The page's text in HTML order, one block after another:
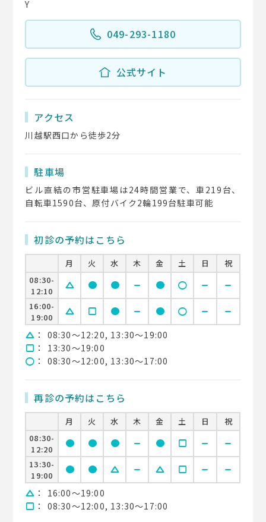
Y
049-293-1180
公式サイト
アクセス
川越駅西口から徒歩2分
駐車場
ビル直結の市営駐車場は24時間営業で、車219台、
自転車1590台、原付バイク2輪199台駐車可能
初診の予約はこちら
月 火 水 木 金 土 日
祝
08:30-
12:10
change_history circle circle remove circle circle remove remove
16:00-
19:00
change_history square circle remove circle circle remove
remove
change_history ： 08:30〜12:20, 13:30〜19:00
square ： 13:30〜19:00
circle ： 08:30〜12:00, 13:30〜17:00
再診の予約はこちら
月 火 水 木 金 土 日
祝
08:30-
12:20
circle circle circle remove circle square remove remove
13:30-
19:00
circle circle change_history remove change_history square remove
remove
change_history ： 16:00〜19:00
square ： 08:30〜12:00, 13:30〜17:00